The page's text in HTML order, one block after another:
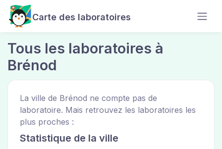
Carte des laboratoires
Tous les laboratoires à
Brénod
La ville de Brénod ne compte pas de
laboratoire. Mais retrouvez les laboratoires les
plus proches :
Statistique de la ville